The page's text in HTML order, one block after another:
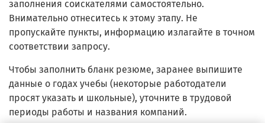
заполнения соискателями самостоятельно.
Внимательно отнеситесь к этому этапу. Не
пропускайте пункты, информацию излагайте в точном
соответствии запросу.
Чтобы заполнить бланк резюме, заранее выпишите
данные о годах учебы (некоторые работодатели
просят указать и школьные), уточните в трудовой
периоды работы и названия компаний.